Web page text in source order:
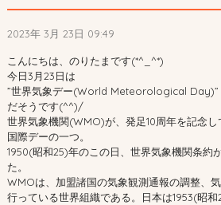
2023年 3月 23日 09:49
こんにちは、のりたまです(*^_^*)
今日3月23日は
”世界気象デー(World Meteorological Day)”
だそうです(^^)/
世界気象機関(WMO)が、発足10周年を記念し
国際デーの一つ。
1950(昭和25)年のこの日、世界気象機関条約
た。
WMOは、加盟諸国の気象観測通報の調整、
行っている世界組織である。日本は1953(昭和